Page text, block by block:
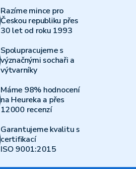
Razíme mince pro
Českou republiku přes
30 let od roku 1993
Spolupracujeme s
význačnými sochaři a
výtvarníky
Máme 98% hodnocení
na Heureka a přes
12000 recenzí
Garantujeme kvalitu s
certifikací
ISO 9001:2015